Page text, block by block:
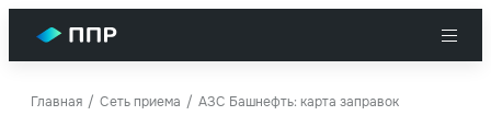
Главная Сеть приема АЗС Башнефть: карта заправок